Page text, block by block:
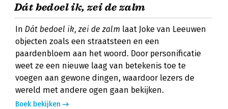
Dát bedoel ik, zei de zalm
In Dát bedoel ik, zei de zalm laat Joke van Leeuwen
objecten zoals een straatsteen en een
paardenbloem aan het woord. Door personificatie
weet ze een nieuwe laag van betekenis toe te
voegen aan gewone dingen, waardoor lezers de
wereld met andere ogen gaan bekijken.
Boek bekijken